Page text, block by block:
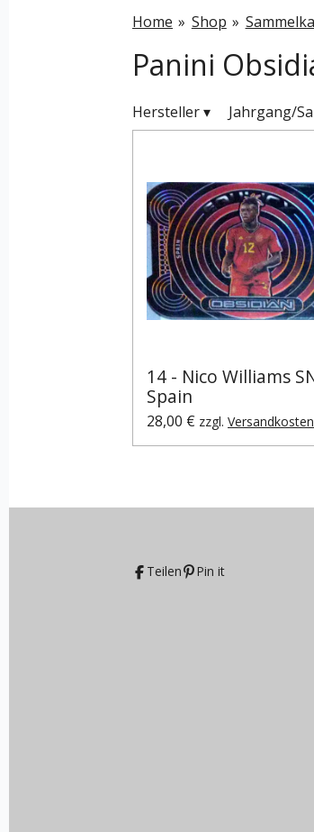
Home » Shop »
Panini
Hersteller▾ Jahrgang/
14 - Nico Williams
Spain
28,00 € zzgl. Versandkosten
Teilen Pin it